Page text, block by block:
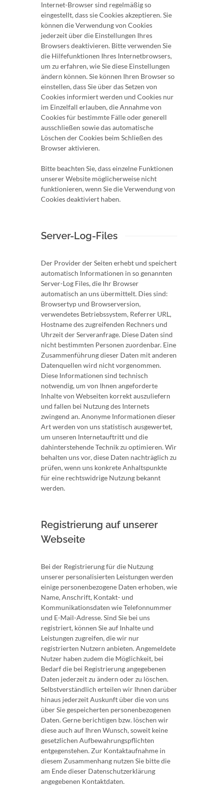
Internet-Browser sind regelmäßig so
eingestellt, dass sie Cookies akzeptieren. Sie
können die Verwendung von Cookies
jederzeit über die Einstellungen Ihres
Browsers deaktivieren. Bitte verwenden Sie
die Hilfefunktionen Ihres Internetbrowsers,
um zu erfahren, wie Sie diese Einstellungen
ändern können. Sie können Ihren Browser so
einstellen, dass Sie über das Setzen von
Cookies informiert werden und Cookies nur
im Einzelfall erlauben, die Annahme von
Cookies für bestimmte Fälle oder generell
ausschließen sowie das automatische
Löschen der Cookies beim Schließen des
Browser aktivieren.
Bitte beachten Sie, dass einzelne Funktionen
unserer Website möglicherweise nicht
funktionieren, wenn Sie die Verwendung von
Cookies deaktiviert haben.
Server-Log-Files
Der Provider der Seiten erhebt und speichert
automatisch Informationen in so genannten
Server-Log Files, die Ihr Browser
automatisch an uns übermittelt. Dies sind:
Browsertyp und Browserversion,
verwendetes Betriebssystem, Referrer URL,
Hostname des zugreifenden Rechners und
Uhrzeit der Serveranfrage. Diese Daten sind
nicht bestimmten Personen zuordenbar. Eine
Zusammenführung dieser Daten mit anderen
Datenquellen wird nicht vorgenommen.
Diese Informationen sind technisch
notwendig, um von Ihnen angeforderte
Inhalte von Webseiten korrekt auszuliefern
und fallen bei Nutzung des Internets
zwingend an. Anonyme Informationen dieser
Art werden von uns statistisch ausgewertet,
um unseren Internetauftritt und die
dahinterstehende Technik zu optimieren. Wir
behalten uns vor, diese Daten nachträglich zu
prüfen, wenn uns konkrete Anhaltspunkte
für eine rechtswidrige Nutzung bekannt
werden.
Registrierung auf unserer
Webseite
Bei der Registrierung für die Nutzung
unserer personalisierten Leistungen werden
einige personenbezogene Daten erhoben, wie
Name, Anschrift, Kontakt- und
Kommunikationsdaten wie Telefonnummer
und E-Mail-Adresse. Sind Sie bei uns
registriert, können Sie auf Inhalte und
Leistungen zugreifen, die wir nur
registrierten Nutzern anbieten. Angemeldete
Nutzer haben zudem die Möglichkeit, bei
Bedarf die bei Registrierung angegebenen
Daten jederzeit zu ändern oder zu löschen.
Selbstverständlich erteilen wir Ihnen darüber
hinaus jederzeit Auskunft über die von uns
über Sie gespeicherten personenbezogenen
Daten. Gerne berichtigen bzw. löschen wir
diese auch auf Ihren Wunsch, soweit keine
gesetzlichen Aufbewahrungspflichten
entgegenstehen. Zur Kontaktaufnahme in
diesem Zusammenhang nutzen Sie bitte die
am Ende dieser Datenschutzerklärung
angegebenen Kontaktdaten.